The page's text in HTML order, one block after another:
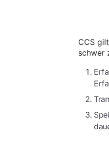
CCS
schwer